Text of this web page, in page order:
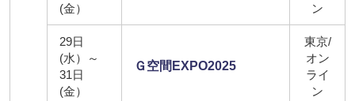
(金）
ン
29日
(水）～
31日
(金）
Ｇ空間EXPO2025
東京/
オン
ライ
ン